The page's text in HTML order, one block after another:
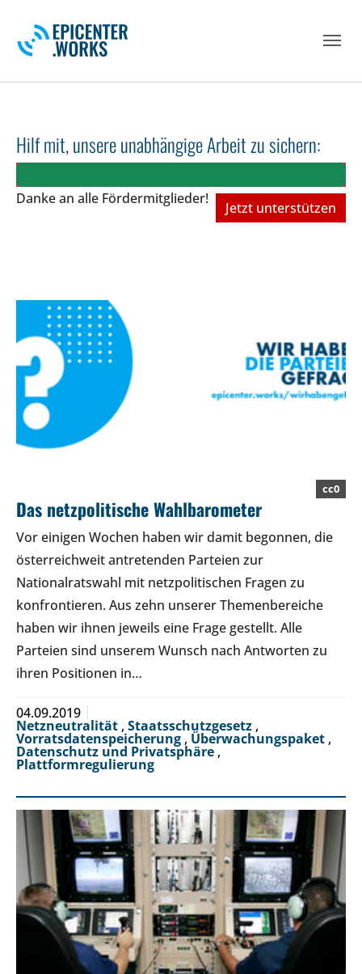
Hilf mit, unsere unabhängige Arbeit zu sichern:
Danke an alle Fördermitglieder!
Jetzt unterstützen
cc0
Das netzpolitische Wahlbarometer
Vor einigen Wochen haben wir damit begonnen, die
österreichweit antretenden Parteien zur
Nationalratswahl mit netzpolitischen Fragen zu
konfrontieren. Aus zehn unserer Themenbereiche
haben wir ihnen jeweils eine Frage gestellt. Alle
Parteien sind unserem Wunsch nach Antworten zu
ihren Positionen in…
04.09.2019
Netzneutralität , Staatsschutzgesetz ,
Vorratsdatenspeicherung , Überwachungspaket ,
Datenschutz und Privatsphäre ,
Plattformregulierung